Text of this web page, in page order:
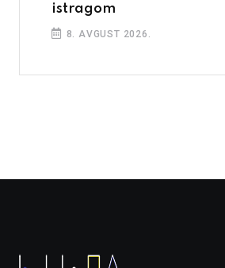
istragom
8. AVGUST 2026.